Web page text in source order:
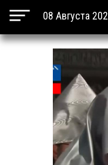
08 Августа